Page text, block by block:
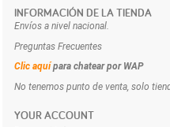
INFORMACIÓN DE LA TIENDA
Envíos a nivel nacional.
Preguntas Frecuentes
Clic aquí para chatear por WAP
No tenemos punto de venta, solo
YOUR ACCOUNT